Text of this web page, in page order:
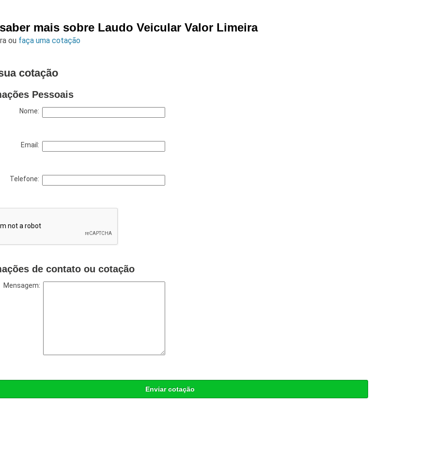
mais sobre Laudo Veicular Valor Limeira
ou faça uma cotação
cotação
Pessoais
Nome:
Email:
Telefone:
de contato ou cotação
Mensagem:
Enviar cotação